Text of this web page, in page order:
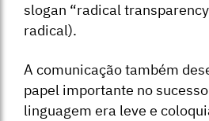
slogan “radical
radical).
A comunicação também
papel importante no
linguagem era leve e